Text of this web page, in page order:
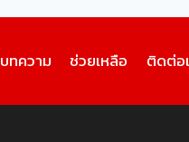
บทความ ช่วยเหลือ ติดต่อ